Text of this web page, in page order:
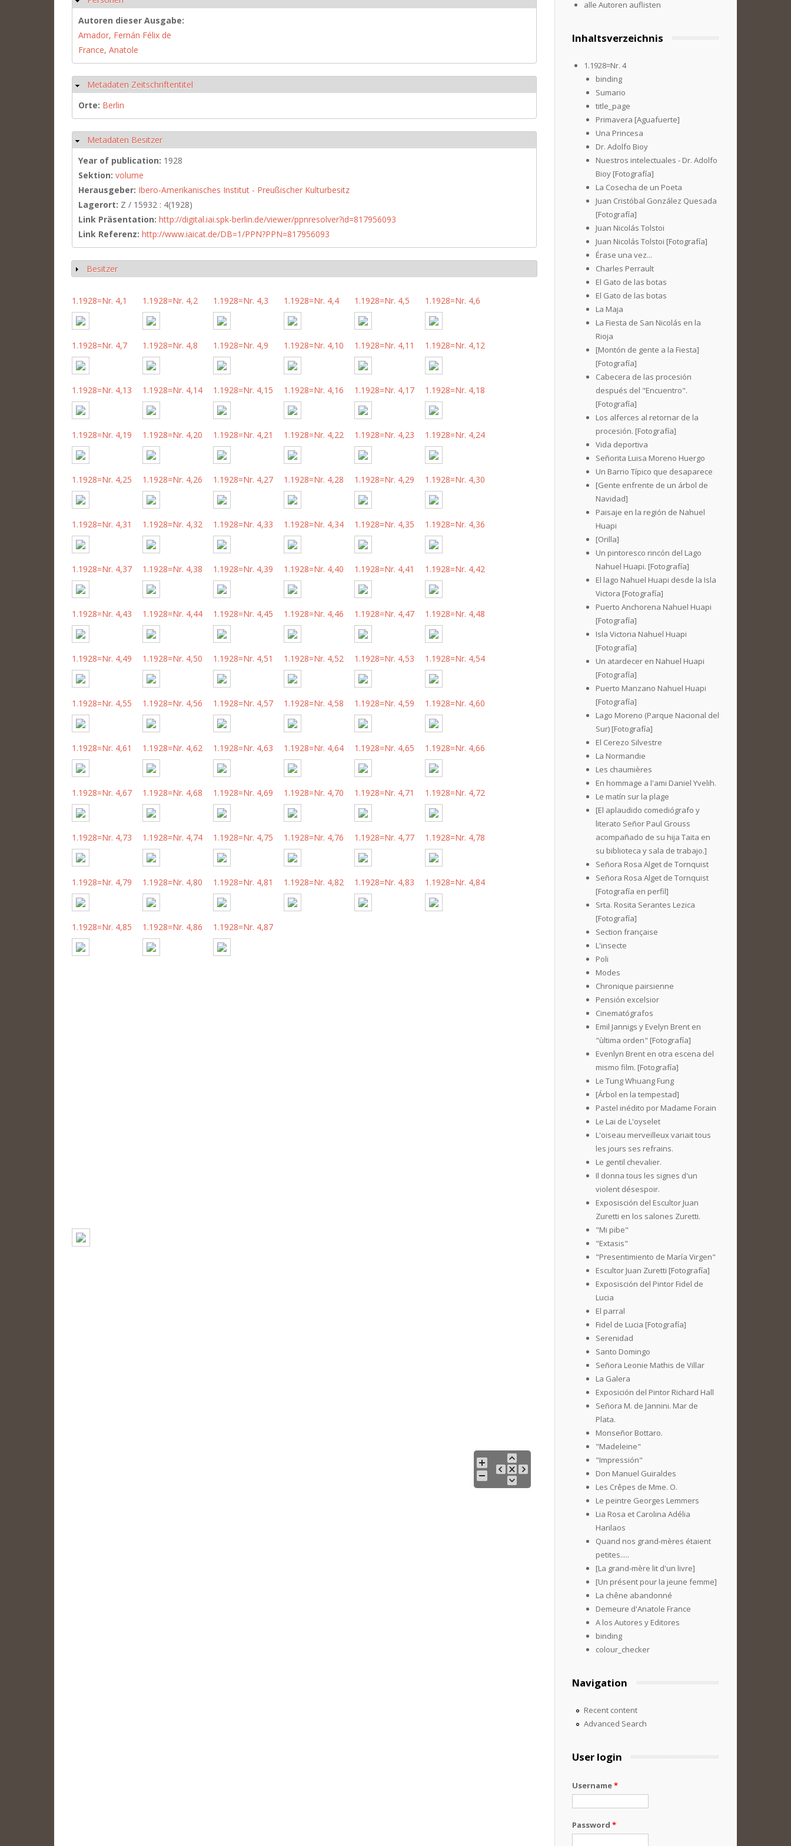
Autoren dieser Ausgabe:
Amador, Fernán Félix de
France, Anatole
Hide
Metadaten Zeitschriftentitel
Orte: Berlin
Hide
Metadaten Besitzer
Year of publication: 1928
Sektion: volume
Herausgeber: Ibero-Amerikanisches Institut - Preußischer Kulturbesitz
Lagerort: Z / 15932 : 4(1928)
Link Präsentation: http://digital.iai.spk-berlin.de/viewer/ppnresolver?id=817956093
Link Referenz: http://www.iaicat.de/DB=1/PPN?PPN=817956093
Show
Besitzer
1.1928=Nr. 4,1 1.1928=Nr. 4,2 1.1928=Nr. 4,3 1.1928=Nr. 4,4 1.1928=Nr. 4,5 1.1928=Nr. 4,6
1.1928=Nr. 4,7 1.1928=Nr. 4,8 1.1928=Nr. 4,9 1.1928=Nr. 4,10 1.1928=Nr. 4,11 1.1928=Nr. 4,12
1.1928=Nr. 4,13 1.1928=Nr. 4,14 1.1928=Nr. 4,15 1.1928=Nr. 4,16 1.1928=Nr. 4,17 1.1928=Nr. 4,18
1.1928=Nr. 4,19 1.1928=Nr. 4,20 1.1928=Nr. 4,21 1.1928=Nr. 4,22 1.1928=Nr. 4,23 1.1928=Nr. 4,24
1.1928=Nr. 4,25 1.1928=Nr. 4,26 1.1928=Nr. 4,27 1.1928=Nr. 4,28 1.1928=Nr. 4,29 1.1928=Nr. 4,30
1.1928=Nr. 4,31 1.1928=Nr. 4,32 1.1928=Nr. 4,33 1.1928=Nr. 4,34 1.1928=Nr. 4,35 1.1928=Nr. 4,36
1.1928=Nr. 4,37 1.1928=Nr. 4,38 1.1928=Nr. 4,39 1.1928=Nr. 4,40 1.1928=Nr. 4,41 1.1928=Nr. 4,42
1.1928=Nr. 4,43 1.1928=Nr. 4,44 1.1928=Nr. 4,45 1.1928=Nr. 4,46 1.1928=Nr. 4,47 1.1928=Nr. 4,48
1.1928=Nr. 4,49 1.1928=Nr. 4,50 1.1928=Nr. 4,51 1.1928=Nr. 4,52 1.1928=Nr. 4,53 1.1928=Nr. 4,54
1.1928=Nr. 4,55 1.1928=Nr. 4,56 1.1928=Nr. 4,57 1.1928=Nr. 4,58 1.1928=Nr. 4,59 1.1928=Nr. 4,60
1.1928=Nr. 4,61 1.1928=Nr. 4,62 1.1928=Nr. 4,63 1.1928=Nr. 4,64 1.1928=Nr. 4,65 1.1928=Nr. 4,66
1.1928=Nr. 4,67 1.1928=Nr. 4,68 1.1928=Nr. 4,69 1.1928=Nr. 4,70 1.1928=Nr. 4,71 1.1928=Nr. 4,72
1.1928=Nr. 4,73 1.1928=Nr. 4,74 1.1928=Nr. 4,75 1.1928=Nr. 4,76 1.1928=Nr. 4,77 1.1928=Nr. 4,78
1.1928=Nr. 4,79 1.1928=Nr. 4,80 1.1928=Nr. 4,81 1.1928=Nr. 4,82 1.1928=Nr. 4,83 1.1928=Nr. 4,84
1.1928=Nr. 4,85 1.1928=Nr. 4,86 1.1928=Nr. 4,87
alle Autoren auflisten
Inhaltsverzeichnis
1.1928=Nr. 4
binding
Sumario
title_page
Primavera [Aguafuerte]
Una Princesa
Dr. Adolfo Bioy
Nuestros intelectuales - Dr. Adolfo
Bioy [Fotografía]
La Cosecha de un Poeta
Juan Cristóbal González Quesada
[Fotografía]
Juan Nicolás Tolstoi
Juan Nicolás Tolstoi [Fotografía]
Érase una vez...
Charles Perrault
El Gato de las botas
El Gato de las botas
La Maja
La Fiesta de San Nicolás en la
Rioja
[Montón de gente a la Fiesta]
[Fotografía]
Cabecera de las procesión
después del "Encuentro".
[Fotografía]
Los alferces al retornar de la
procesión. [Fotografía]
Vida deportiva
Señorita Luisa Moreno Huergo
Un Barrio Típico que desaparece
[Gente enfrente de un árbol de
Navidad]
Paisaje en la región de Nahuel
Huapi
[Orilla]
Un pintoresco rincón del Lago
Nahuel Huapi. [Fotografía]
El lago Nahuel Huapi desde la Isla
Victora [Fotografía]
Puerto Anchorena Nahuel Huapi
[Fotografía]
Isla Victoria Nahuel Huapi
[Fotografía]
Un atardecer en Nahuel Huapi
[Fotografía]
Puerto Manzano Nahuel Huapi
[Fotografía]
Lago Moreno (Parque Nacional del
Sur) [Fotografía]
El Cerezo Silvestre
La Normandie
Les chaumières
En hommage a l'ami Daniel Yvelih.
Le matín sur la plage
[El aplaudido comediógrafo y
literato Señor Paul Grouss
acompañado de su hija Taita en
su biblioteca y sala de trabajo.]
Señora Rosa Alget de Tornquist
Señora Rosa Alget de Tornquist
[Fotografía en perfil]
Srta. Rosita Serantes Lezica
[Fotografía]
Section française
L'insecte
Poli
Modes
Chronique pairsienne
Pensión excelsior
Cinematógrafos
Emil Jannigs y Evelyn Brent en
"ùltima orden" [Fotografía]
Evenlyn Brent en otra escena del
mismo film. [Fotografía]
Le Tung Whuang Fung
[Árbol en la tempestad]
Pastel inédito por Madame Forain
Le Lai de L'oyselet
L'oiseau merveilleux variait tous
les jours ses refrains.
Le gentil chevalier.
Il donna tous les signes d'un
violent désespoir.
Exposisción del Escultor Juan
Zuretti en los salones Zuretti.
"Mi pibe"
"Extasis"
"Presentimiento de María Virgen"
Escultor Juan Zuretti [Fotografía]
Exposisción del Pintor Fidel de
Lucia
El parral
Fidel de Lucia [Fotografía]
Serenidad
Santo Domingo
Señora Leonie Mathis de Villar
La Galera
Exposición del Pintor Richard Hall
Señora M. de Jannini. Mar de
Plata.
Monseñor Bottaro.
"Madeleine"
"Impressión"
Don Manuel Guiraldes
Les Crêpes de Mme. O.
Le peintre Georges Lemmers
Lia Rosa et Carolina Adélia
Harilaos
Quand nos grand-mères étaient
petites.....
[La grand-mère lit d'un livre]
[Un présent pour la jeune femme]
La chêne abandonné
Demeure d'Anatole France
A los Autores y Editores
binding
colour_checker
Navigation
Recent content
Advanced Search
User login
Username*
Password *